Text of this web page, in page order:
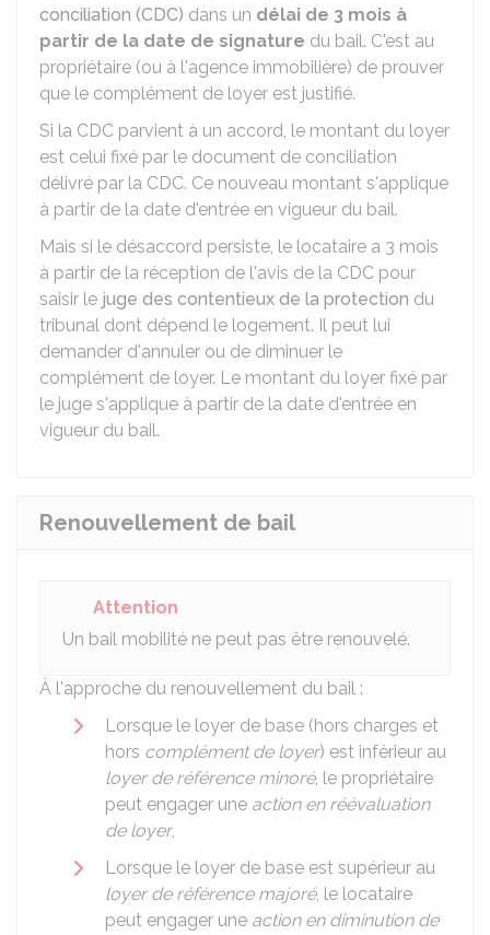
conciliation (CDC) dans un délai de 3 mois à
partir de la date de signature du bail. C'est au
propriétaire (ou à l'agence immobilière) de prouver
que le complément de loyer est justifié.
Si la CDC parvient à un accord, le montant du loyer
est celui fixé par le document de conciliation
délivré par la CDC. Ce nouveau montant s'applique
à partir de la date d'entrée en vigueur du bail.
Mais si le désaccord persiste, le locataire a 3 mois
à partir de la réception de l'avis de la CDC pour
saisir le juge des contentieux de la protection du
tribunal dont dépend le logement. Il peut lui
demander d'annuler ou de diminuer le
complément de loyer. Le montant du loyer fixé par
le juge s'applique à partir de la date d'entrée en
vigueur du bail.
Renouvellement de bail
Attention
Un bail mobilité ne peut pas être renouvelé.
À l'approche du renouvellement du bail :
Lorsque le loyer de base (hors charges et
hors complément de loyer) est inférieur au
loyer de référence minoré, le propriétaire
peut engager une action en réévaluation
de loyer,
Lorsque le loyer de base est supérieur au
loyer de référence majoré, le locataire
peut engager une action en diminution de